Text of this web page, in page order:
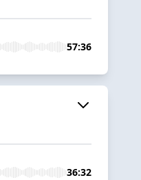
57:36
36:32